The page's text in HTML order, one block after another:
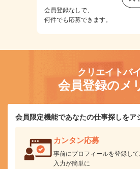
会員登録なしで、
何件でも応募できます。
クリエイトバ
会員登録のメ
会員限定機能であなたの仕事探しをア
カンタン応募
事前にプロフィールを登録し
入力が簡単に